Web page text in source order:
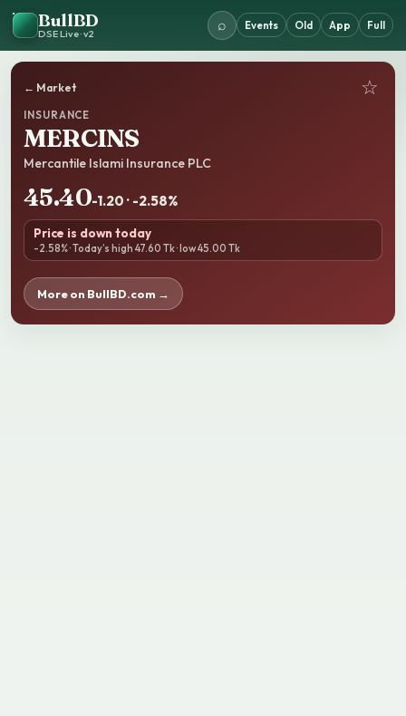
BullBD
DSE Live · v2
⌕ Events Old App Full
← Market ☆
INSURANCE
MERCINS
Mercantile Islami Insurance PLC
45.40-1.20 · -2.58%
Price is down today
-2.58% · Today’s high 47.60 Tk · low 45.00 Tk
More on BullBD.com →